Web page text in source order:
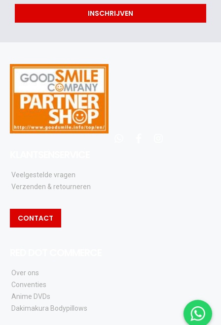
als
acties
INSCHRIJVEN
Veelgestelde vragen
Verzenden & retourneren
CONTACT
Over ons
Conventies
Anime DVDs
Dakimakura Bodypillows